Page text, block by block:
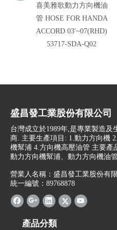
喜美雅歌動力方向機油
管 HOSE FOR HANDA
ACCORD 03'~07(RHD)
53717-SDA-Q02
盛昌發工業股份有限公司
台灣成立於1989年,是專業製造及
商. 主要生產項目: 1.動力方向機
機幫浦 4.方向機高壓油管 主要產
動力方向機幫浦、動力方向機油管.
營業人名稱：盛昌發工業股份有
統一編號：89768878
產品分類